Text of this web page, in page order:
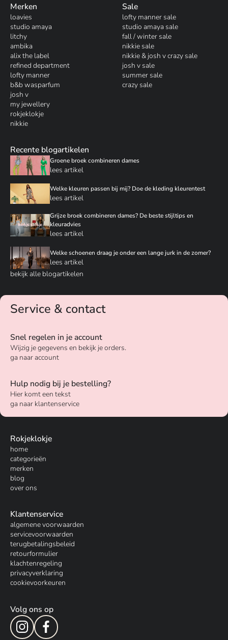
Merken
loavies
studio amaya
litchy
ambika
alix the label
refined department
lofty manner
b&b wasparfum
josh v
my jewellery
rokjeklokje
nikkie
Sale
lofty manner sale
studio amaya sale
fall / winter sale
nikkie sale
nikkie & josh v crazy sale
josh v sale
summer sale
crazy sale
Recente blogartikelen
Groene broek combineren dames
lees artikel
Welke kleuren passen bij mij? Doe de kleding kleurentest
lees artikel
Grijze broek combineren dames? De beste stijltips en
kleuradvies
lees artikel
Welke schoenen draag je onder een lange jurk in de zomer?
lees artikel
bekijk alle blogartikelen
Service & contact
Snel regelen in je account
Wijzig je gegevens en bekijk je orders.
ga naar account
Hulp nodig bij je bestelling?
Hier komt een tekst
ga naar klantenservice
Rokjeklokje
home
categorieën
merken
blog
over ons
Klantenservice
algemene voorwaarden
servicevoorwaarden
terugbetalingsbeleid
retourformulier
klachtenregeling
privacyverklaring
cookievoorkeuren
Volg ons op